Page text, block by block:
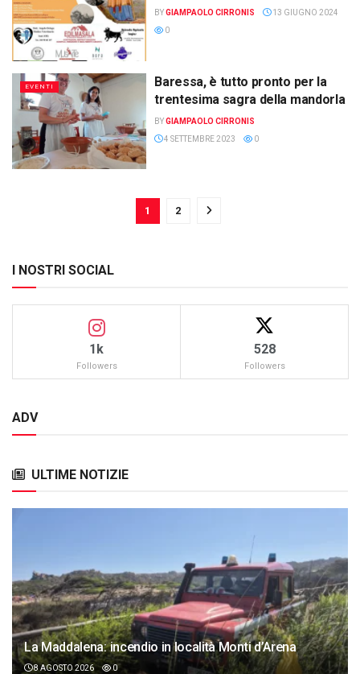
BYGIAMPAOLO CIRRONIS
13 GIUGNO 2024
0
EVENTI
Baressa, è tutto pronto per la
trentesima sagra della mandorla
BYGIAMPAOLO CIRRONIS
4 SETTEMBRE 2023
0
1 2
I NOSTRI SOCIAL
1k
Followers
528
Followers
ADV
ULTIME NOTIZIE
La Maddalena: incendio in località Monti d’Arena
8 AGOSTO 2026 0